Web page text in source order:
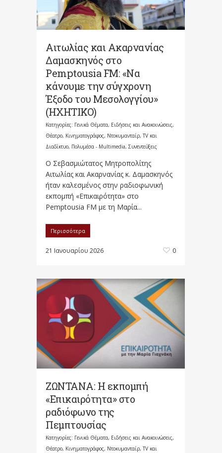
Αιτωλίας και Ακαρνανίας
Δαμασκηνός στο
Pemptousia FM: «Να
κάνουμε την σύγχρονη
Έξοδο του Μεσολογγίου»
(ΗΧΗΤΙΚΟ)
Κατηγορίες: Γενικά Θέματα, Ειδήσεις και Ανακοινώσεις,
Θέατρο, Κινηματογράφος, Ντοκυμανταίρ, TV και
Διαδίκτυο, Πολυμέσα - Multimedia, Συνεντεύξεις
Ο Σεβασμιώτατος Μητροπολίτης
Αιτωλίας και Ακαρνανίας κ. Δαμασκηνός
ήταν καλεσμένος στην ραδιοφωνική
εκπομπή «Επικαιρότητα» στο
Pemptousia FM με τη Μαρία...
Περισσότερα
21 Ιανουαρίου 2026 0
ΖΩΝΤΑΝΑ: Η εκπομπή
«Επικαιρότητα» στο
ραδιόφωνο της
Πεμπτουσίας
Κατηγορίες: Γενικά Θέματα, Ειδήσεις και Ανακοινώσεις,
Θέατρο, Κινηματογράφος, Ντοκυμανταίρ, TV και